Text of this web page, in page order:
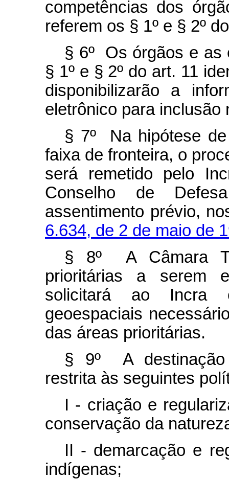
competências dos
referem os § 1º e § 2º
§ 6º Os órgãos e as
§ 1º e § 2º do art. 11
disponibilizarão a
eletrônico para inclusão
§ 7º Na hipótese
faixa de fronteira, o
será remetido pelo
Conselho de
assentimento prévio,
6.634, de 2 de maio de
§ 8º A Câmara
prioritárias a serem
solicitará ao Incra
geoespaciais
das áreas prioritárias.
§ 9º A destinação
restrita às seguintes
I - criação e
conservação da
II - demarcação e
indígenas;